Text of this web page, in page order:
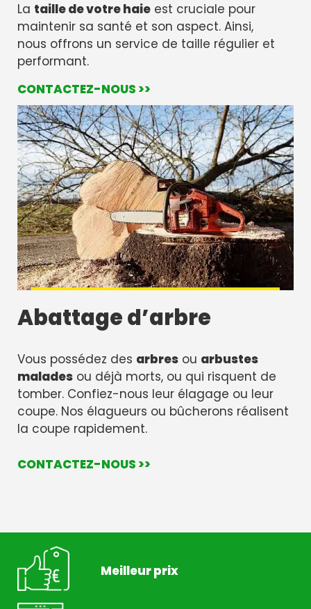
La taille de votre haie est cruciale pour
maintenir sa santé et son aspect. Ainsi,
nous offrons un service de taille régulier et
performant.
CONTACTEZ-NOUS >>
Abattage d’arbre
Vous possédez des arbres ou arbustes
malades ou déjà morts, ou qui risquent de
tomber. Confiez-nous leur élagage ou leur
coupe. Nos élagueurs ou bûcherons réalisent
la coupe rapidement.
CONTACTEZ-NOUS >>
Meilleur prix